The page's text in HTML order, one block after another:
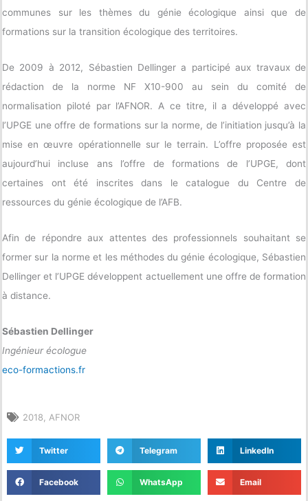
communes sur les thèmes du génie écologique ainsi que de
formations sur la transition écologique des territoires.
De 2009 à 2012, Sébastien Dellinger a participé aux travaux de
rédaction de la norme NF X10-900 au sein du comité de
normalisation piloté par l’AFNOR. A ce titre, il a développé avec
l’UPGE une offre de formations sur la norme, de l’initiation jusqu’à la
mise en œuvre opérationnelle sur le terrain. L’offre proposée est
aujourd’hui incluse ans l’offre de formations de l’UPGE, dont
certaines ont été inscrites dans le catalogue du Centre de
ressources du génie écologique de l’AFB.
Afin de répondre aux attentes des professionnels souhaitant se
former sur la norme et les méthodes du génie écologique, Sébastien
Dellinger et l’UPGE développent actuellement une offre de formation
à distance.
Sébastien Dellinger
Ingénieur écologue
eco-formactions.fr
2018 AFNOR
Twitter Telegram LinkedIn
Facebook WhatsApp Email